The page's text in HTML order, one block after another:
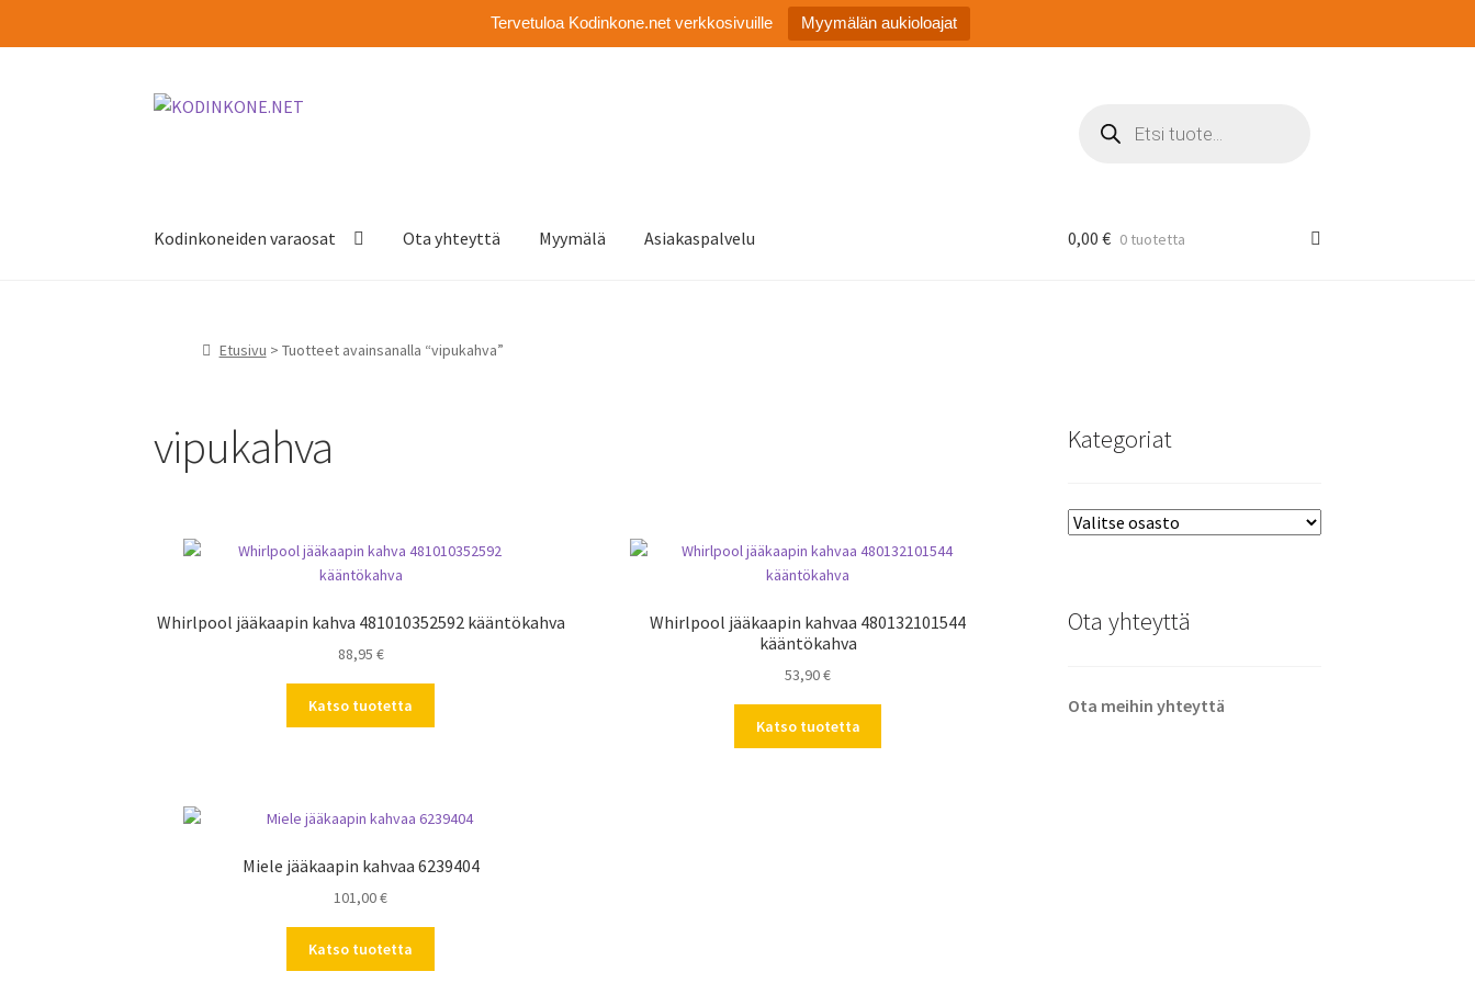
Tervetuloa Kodinkone.net verkkosivuille Myymälän aukioloajat
Siirry
Siirry
search
Kodinkoneiden varaosat Ota yhteyttä Myymälä Asiakaspalvelu 0,00 € 0 tuotetta
Etusivu > Tuotteet avainsanalla “vipukahva”
vipukahva
Whirlpool jääkaapin kahva 481010352592 kääntökahva
88,95 €
Katso tuotetta
Whirlpool jääkaapin kahvaa 480132101544
kääntökahva
53,90€
Katso tuotetta
Miele jääkaapin kahvaa 6239404
101,00€
Katso tuotetta
Kategoriat
Ota yhteyttä
Ota meihin yhteyttä